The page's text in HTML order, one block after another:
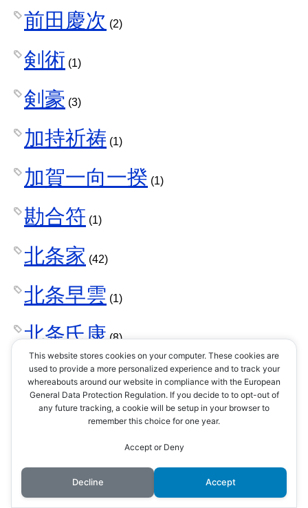
前田慶次 (2)
剣術 (1)
剣豪 (3)
加持祈祷 (1)
加賀一向一揆 (1)
勘合符 (1)
北条家 (42)
北条早雲 (1)
北条氏康(8)
北条氏政 (4)
北条氏照(3)
北条氏綱
This website stores cookies on your computer. These cookies are
used to provide a more personalized experience and to track your
whereabouts around our website in compliance with the European
General Data Protection Regulation. If you decide to to opt-out of
any future tracking, a cookie will be setup in your browser to
remember this choice for one year.
Accept or Deny
Decline Accept